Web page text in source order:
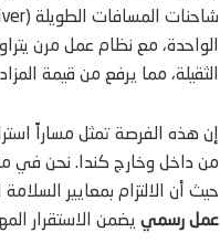
شاحنات المسافات الطويلة (Long haul truck driver) لعام 2026. يوفر هذا العرض
الثقيلة، مما يرفع من قيمة
إن هذه الفرصة تمثل مساراً
من داخل وخارج كندا. نحن في
حيث أن الالتزام بمعايير
عمل رسمي يضمن الاستقرار